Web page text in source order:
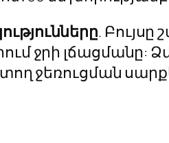
. Բույսը
ջրի լճացմանը:
ջեռուցման